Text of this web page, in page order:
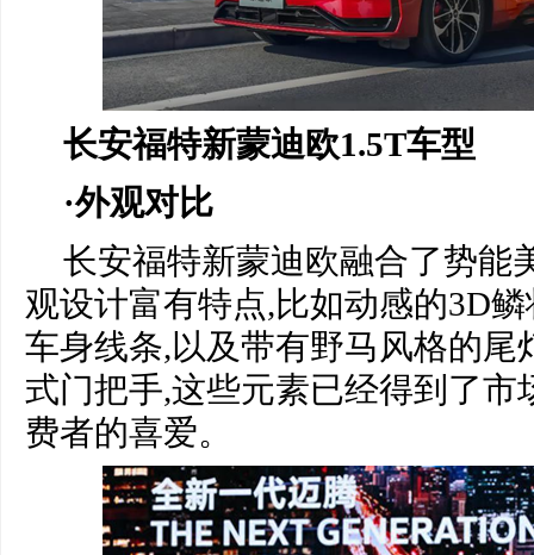
长安福特新蒙迪欧1.5T车型
·外观对比
长安福特新蒙迪欧融合了势能
观设计富有特点,比如动感的3D
车身线条,以及带有野马风格的尾
式门把手,这些元素已经得到了市
费者的喜爱。